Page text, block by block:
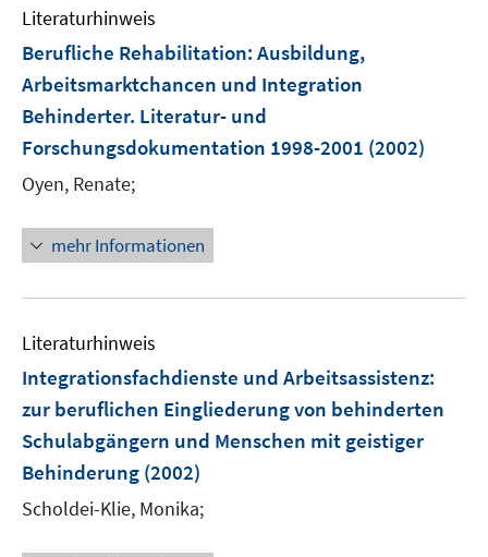
Literaturhinweis
Berufliche Rehabilitation: Ausbildung,
Arbeitsmarktchancen und Integration
Behinderter. Literatur- und
Forschungsdokumentation 1998-2001 (2002)
Oyen, Renate;
mehr Informationen
Literaturhinweis
Integrationsfachdienste und Arbeitsassistenz:
zur beruflichen Eingliederung von behinderten
Schulabgängern und Menschen mit geistiger
Behinderung (2002)
Scholdei-Klie, Monika;